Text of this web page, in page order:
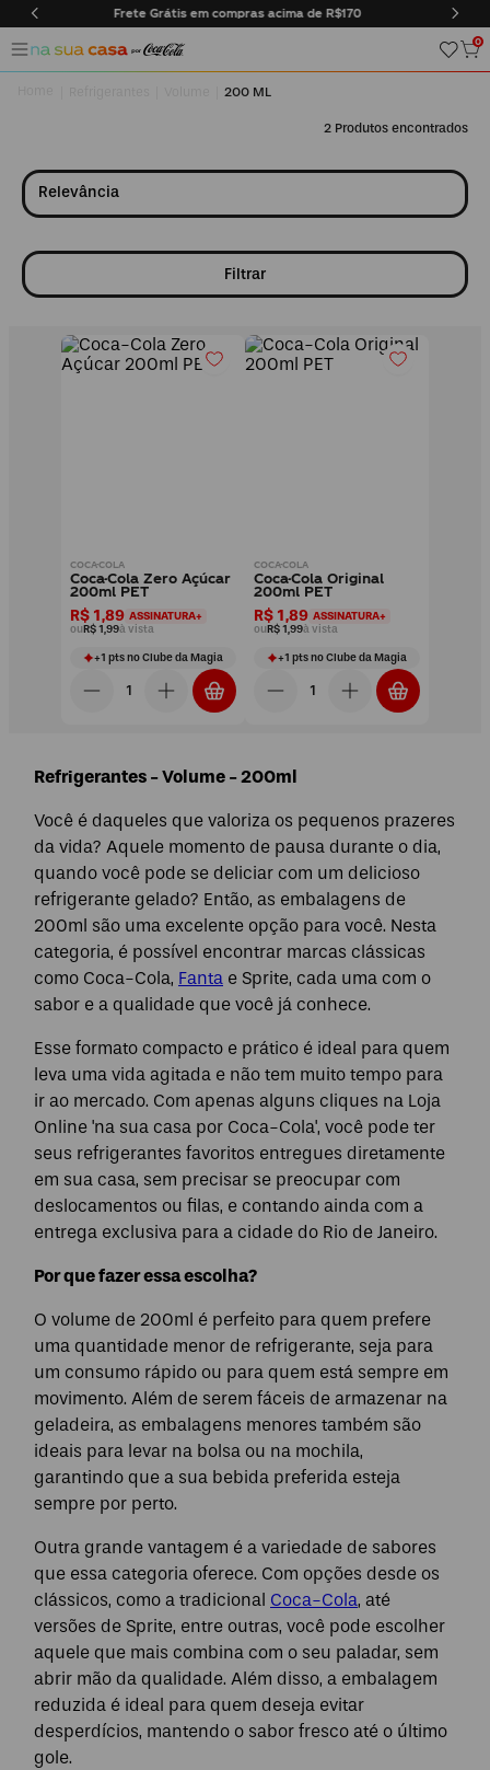
Entregas somente na cidade do Rio de Janeiro
0
200 ML
2
Filtrar
Relevância
COCA-COLA
Coca-Cola Zero Açúcar
200ml PET
R$ 1,89 ASSINATURA+
ouR$ 1,99à vista
+1 ptsno Clube da Magia
COCA-COLA
Coca-Cola Original
200ml PET
R$ 1,89 ASSINATURA+
ouR$ 1,99à vista
+1 ptsno Clube da Magia
Refrigerantes - Volume - 200ml
Você é daqueles que valoriza os pequenos prazeres
da vida? Aquele momento de pausa durante o dia,
quando você pode se deliciar com um delicioso
refrigerante gelado? Então, as embalagens de
200ml são uma excelente opção para você. Nesta
categoria, é possível encontrar marcas clássicas
como Coca-Cola, Fanta e Sprite, cada uma com o
sabor e a qualidade que você já conhece.
Esse formato compacto e prático é ideal para quem
leva uma vida agitada e não tem muito tempo para
ir ao mercado. Com apenas alguns cliques na Loja
Online 'na sua casa por Coca-Cola', você pode ter
seus refrigerantes favoritos entregues diretamente
em sua casa, sem precisar se preocupar com
deslocamentos ou filas, e contando ainda com a
entrega exclusiva para a cidade do Rio de Janeiro.
Por que fazer essa escolha?
O volume de 200ml é perfeito para quem prefere
uma quantidade menor de refrigerante, seja para
um consumo rápido ou para quem está sempre em
movimento. Além de serem fáceis de armazenar na
geladeira, as embalagens menores também são
ideais para levar na bolsa ou na mochila,
garantindo que a sua bebida preferida esteja
sempre por perto.
Outra grande vantagem é a variedade de sabores
que essa categoria oferece. Com opções desde os
clássicos, como a tradicional Coca-Cola, até
versões de Sprite, entre outras, você pode escolher
aquele que mais combina com o seu paladar, sem
abrir mão da qualidade. Além disso, a embalagem
reduzida é ideal para quem deseja evitar
desperdícios, mantendo o sabor fresco até o último
gole.